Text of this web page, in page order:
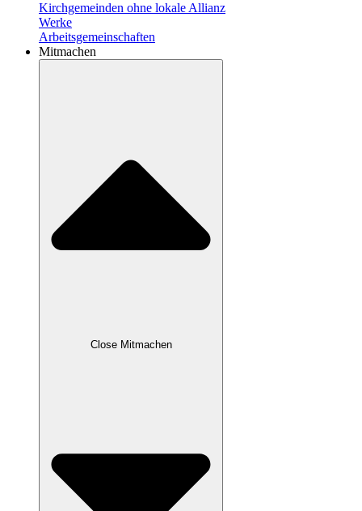
Kirchgemeinden ohne lokale Allianz
Werke
Arbeitsgemeinschaften
Mitmachen
Close Mitmachen